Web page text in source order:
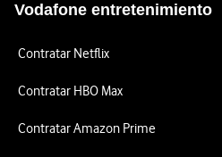
Vodafone entretenimiento
Contratar Netflix
Contratar HBO Max
Contratar Amazon Prime